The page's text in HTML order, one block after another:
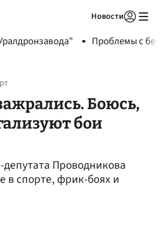
Новости
Проблемы с
Боюсь,
бои
Проводникова
в спорте, фрик-боях и